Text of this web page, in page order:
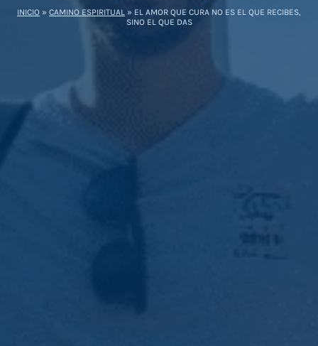
INICIO » CAMINO ESPIRITUAL » EL AMOR QUE CURA NO ES EL QUE RECIBES,
SINO EL QUE DAS